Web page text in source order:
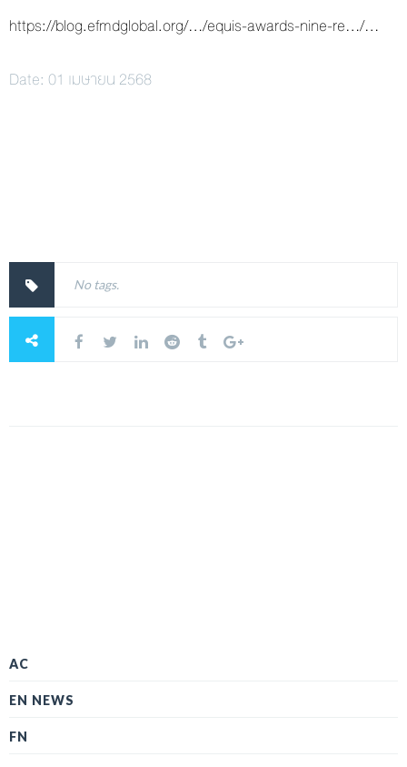
https://blog.efmdglobal.org/…/equis-awards-nine-re…/…
Date: 01 เมษายน 2568
No tags.
AC
EN NEWS
FN